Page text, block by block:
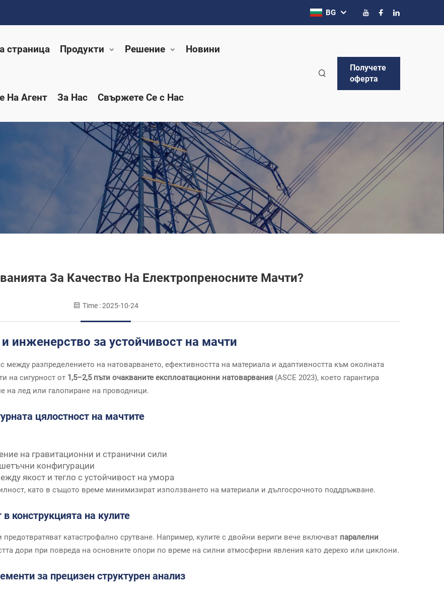
BG
страница Продукти Решение Новини
На Агент За Нас Свържете Се с Нас
Получете
оферта
За Качество На Електропреносните Мачти?
Time : 2025-10-24
инженерство за устойчивост на мачти
между разпределението на натоварването, ефективността на материала и адаптивността към околната
на сигурност от 1,5–2,5 пъти очакваните експлоатационни натоварвания (ASCE 2023), което гарантира
на лед или галопиране на проводници.
цялостност на мачтите
на гравитационни и странични сили
конфигурации
якост и тегло с устойчивост на умора
като в същото време минимизират използването на материали и дългосрочното поддръжване.
конструкцията на кулите
катастрофално срутване. Например, кулите с двойни вериги вече включват паралелни
дори при повреда на основните опори по време на силни атмосферни явления като дерехо или циклони.
за прецизен структурен анализ